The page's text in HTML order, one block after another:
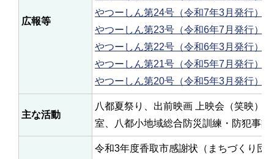
広報等
やつーしん第24号（令和7年3月発行）
やつーしん第23号（令和6年7月発行）
やつーしん第22号（令和6年3月発行）
やつーしん第21号（令和5年7月発行）
やつーしん第20号（令和5年3月発行）
主な活動
八都夏祭り、出前映画 上映会（笑映）
室、八都小地域総合防災訓練・防犯事
令和3年度香取市感謝状（まちづくり団